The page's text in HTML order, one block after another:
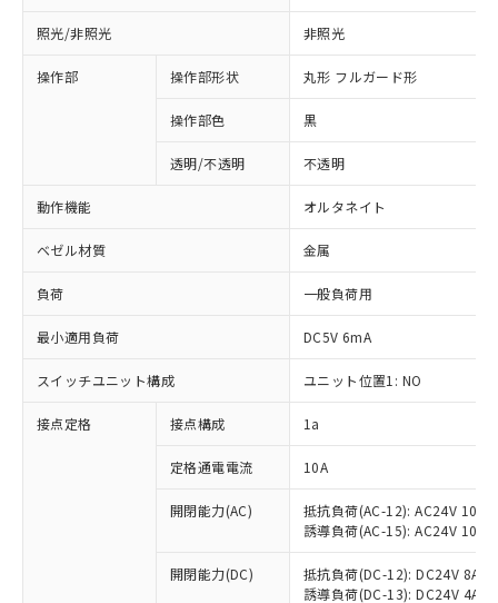
照光/非照光 非照光
操作部 操作部形状 丸形 フルガード形
操作部色 黒
透明/不透明 不透明
動作機能 オルタネイト
ベゼル材質 金属
負荷 一般負荷用
最小適用負荷 DC5V 6mA
スイッチユニット構成 ユニット位置1: NO
接点定格 接点構成 1a
定格通電電流 10A
開閉能力(AC)
抵抗負荷(AC-12): AC24V 10A/
誘導負荷(AC-15): AC24V
開閉能力(DC)
抵抗負荷(DC-12): DC24V 8A/
誘導負荷(DC-13): DC24V 4A/
ご利用条件
対応済み：EU RoHS指令（10物質）の
非含有に対応した製品が提供可能な商品で
対応予定：EU RoHS指令（10物質）の非含
有に対応した製品に切り替える予定のある